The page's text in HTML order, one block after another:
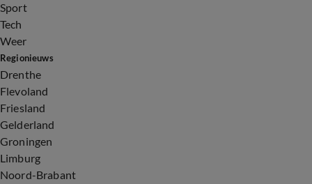
Sport
Tech
Weer
Regionieuws
Drenthe
Flevoland
Friesland
Gelderland
Groningen
Limburg
Noord-Brabant